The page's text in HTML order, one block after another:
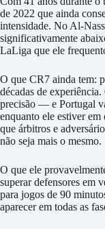
de 2022 que ainda
intensidade. No Al-
significativamente
LaLiga que ele
O que CR7 ainda tem:
décadas de
precisão — e Portugal
enquanto ele estiver
que árbitros e
não seja mais o mesmo.
O que ele
superar defensores em
para jogos de 90
aparecer em todas as